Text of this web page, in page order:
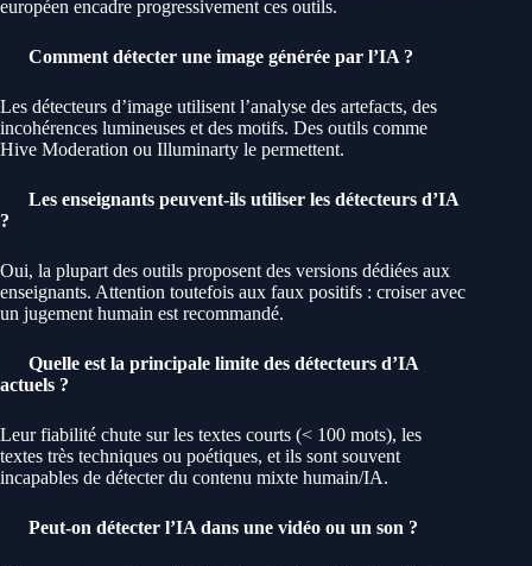
européen encadre progressivement ces outils.
Comment détecter une image générée par l’IA ?
Les détecteurs d’image utilisent l’analyse des artefacts, des
incohérences lumineuses et des motifs. Des outils comme
Hive Moderation ou Illuminarty le permettent.
Les enseignants peuvent-ils utiliser les détecteurs d’IA
?
Oui, la plupart des outils proposent des versions dédiées aux
enseignants. Attention toutefois aux faux positifs : croiser avec
un jugement humain est recommandé.
Quelle est la principale limite des détecteurs d’IA
actuels ?
Leur fiabilité chute sur les textes courts (< 100 mots), les
textes très techniques ou poétiques, et ils sont souvent
incapables de détecter du contenu mixte humain/IA.
Peut-on détecter l’IA dans une vidéo ou un son ?